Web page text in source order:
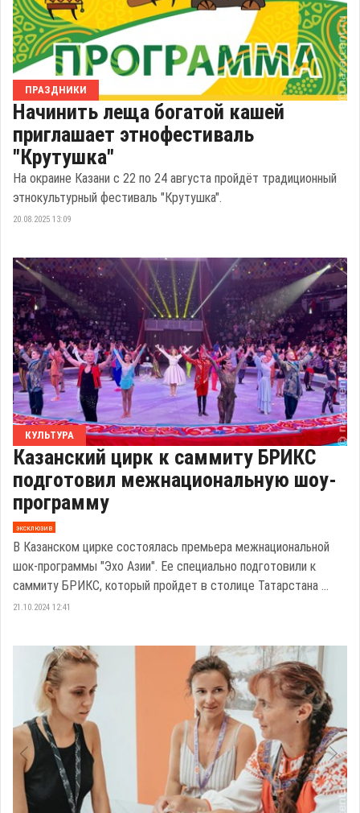
ПРАЗДНИКИ
Начинить леща богатой кашей
приглашает этнофестиваль
"Крутушка"
На окраине Казани с 22 по 24 августа пройдёт традиционный
этнокультурный фестиваль "Крутушка".
20.08.2025 13:09
КУЛЬТУРА
Казанский цирк к саммиту БРИКС
подготовил межнациональную шоу-
программу
эксклюзив
В Казанском цирке состоялась премьера межнациональной
шок-программы "Эхо Азии". Ее специально подготовили к
саммиту БРИКС, который пройдет в столице Татарстана ...
21.10.2024 12:41